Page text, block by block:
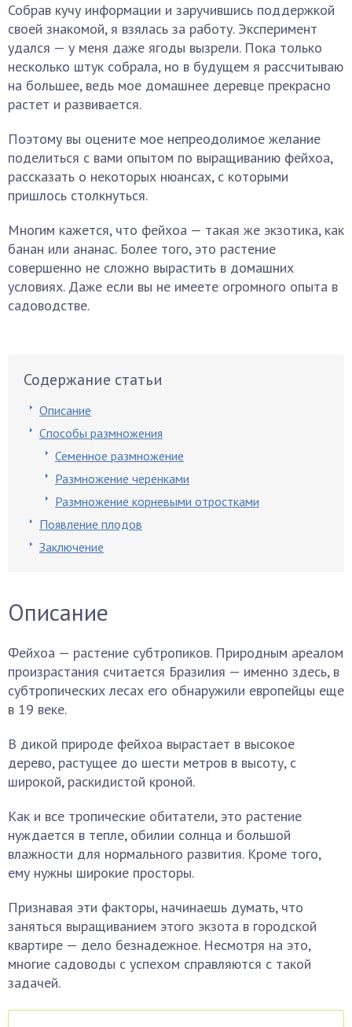
Собрав кучу информации и заручившись поддержкой
своей знакомой, я взялась за работу. Эксперимент
удался — у меня даже ягоды вызрели. Пока только
несколько штук собрала, но в будущем я рассчитываю
на большее, ведь мое домашнее деревце прекрасно
растет и развивается.
Поэтому вы оцените мое непреодолимое желание
поделиться с вами опытом по выращиванию фейхоа,
рассказать о некоторых нюансах, с которыми
пришлось столкнуться.
Многим кажется, что фейхоа — такая же экзотика, как
банан или ананас. Более того, это растение
совершенно не сложно вырастить в домашних
условиях. Даже если вы не имеете огромного опыта в
садоводстве.
Содержание статьи
Описание
Способы размножения
Семенное размножение
Размножение черенками
Размножение корневыми отростками
Появление плодов
Заключение
Описание
Фейхоа — растение субтропиков. Природным ареалом
произрастания считается Бразилия — именно здесь, в
субтропических лесах его обнаружили европейцы еще
в 19 веке.
В дикой природе фейхоа вырастает в высокое
дерево, растущее до шести метров в высоту, с
широкой, раскидистой кроной.
Как и все тропические обитатели, это растение
нуждается в тепле, обилии солнца и большой
влажности для нормального развития. Кроме того,
ему нужны широкие просторы.
Признавая эти факторы, начинаешь думать, что
заняться выращиванием этого экзота в городской
квартире — дело безнадежное. Несмотря на это,
многие садоводы с успехом справляются с такой
задачей.